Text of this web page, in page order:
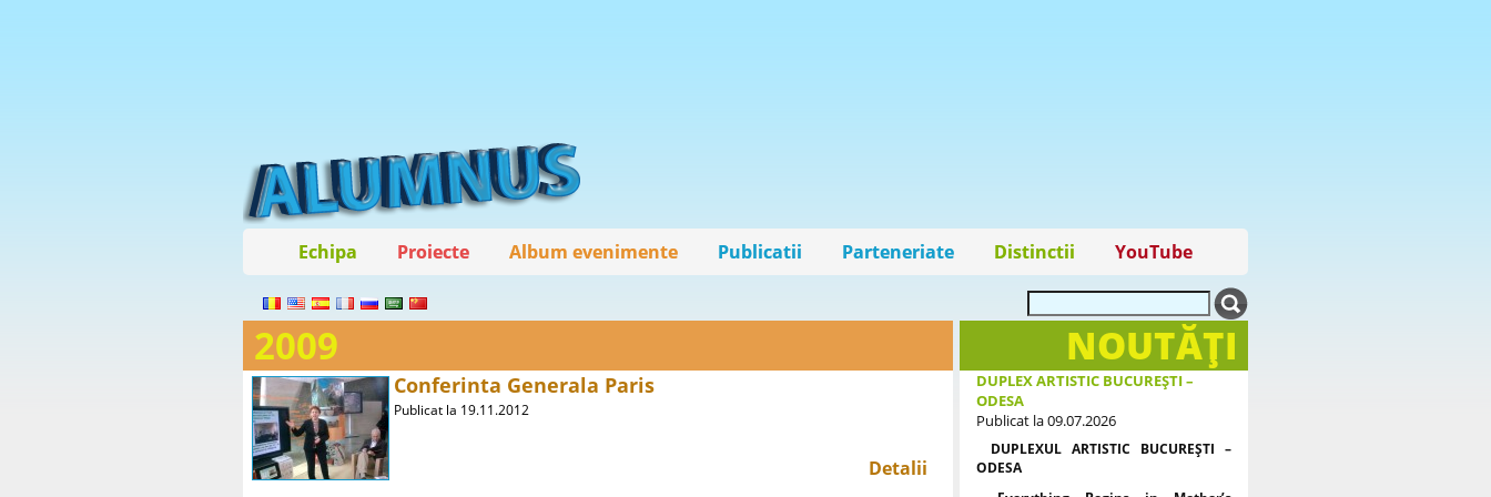
Echipa Proiecte Album evenimente Publicatii Parteneriate Distinctii YouTube
2009
Conferinta Generala Paris
Detalii
Publicat la 19.11.2012
NOUTĂŢI
DUPLEX ARTISTIC BUCUREȘTI –
ODESA
Publicat la 09.07.2026
DUPLEXUL ARTISTIC BUCUREȘTI –
ODESA